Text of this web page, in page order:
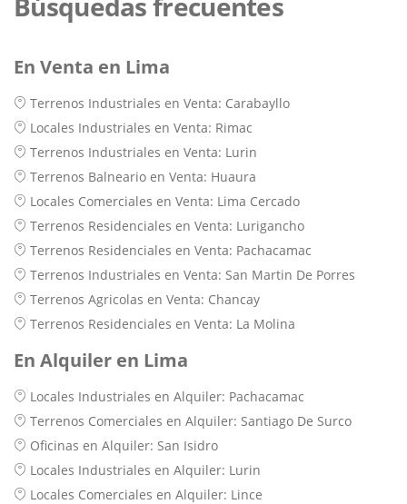
En Venta en Lima
Terrenos Industriales en Venta: Carabayllo
Locales Industriales en Venta: Rimac
Terrenos Industriales en Venta: Lurin
Terrenos Balneario en Venta: Huaura
Locales Comerciales en Venta: Lima Cercado
Terrenos Residenciales en Venta: Lurigancho
Terrenos Residenciales en Venta: Pachacamac
Terrenos Industriales en Venta: San Martin De Porres
Terrenos Agricolas en Venta: Chancay
Terrenos Residenciales en Venta: La Molina
En Alquiler en Lima
Locales Industriales en Alquiler: Pachacamac
Terrenos Comerciales en Alquiler: Santiago De Surco
Oficinas en Alquiler: San Isidro
Locales Industriales en Alquiler: Lurin
Locales Comerciales en Alquiler: Lince